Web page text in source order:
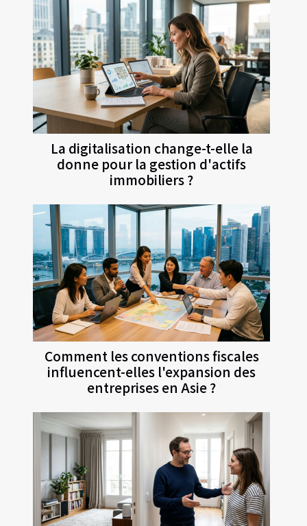
La digitalisation change-t-elle la
donne pour la gestion d'actifs
immobiliers ?
Comment les conventions fiscales
influencent-elles l'expansion des
entreprises en Asie ?